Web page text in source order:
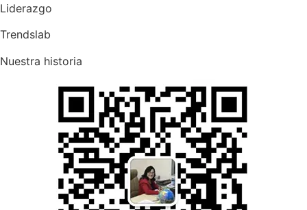
Liderazgo
Trendslab
Nuestra historia